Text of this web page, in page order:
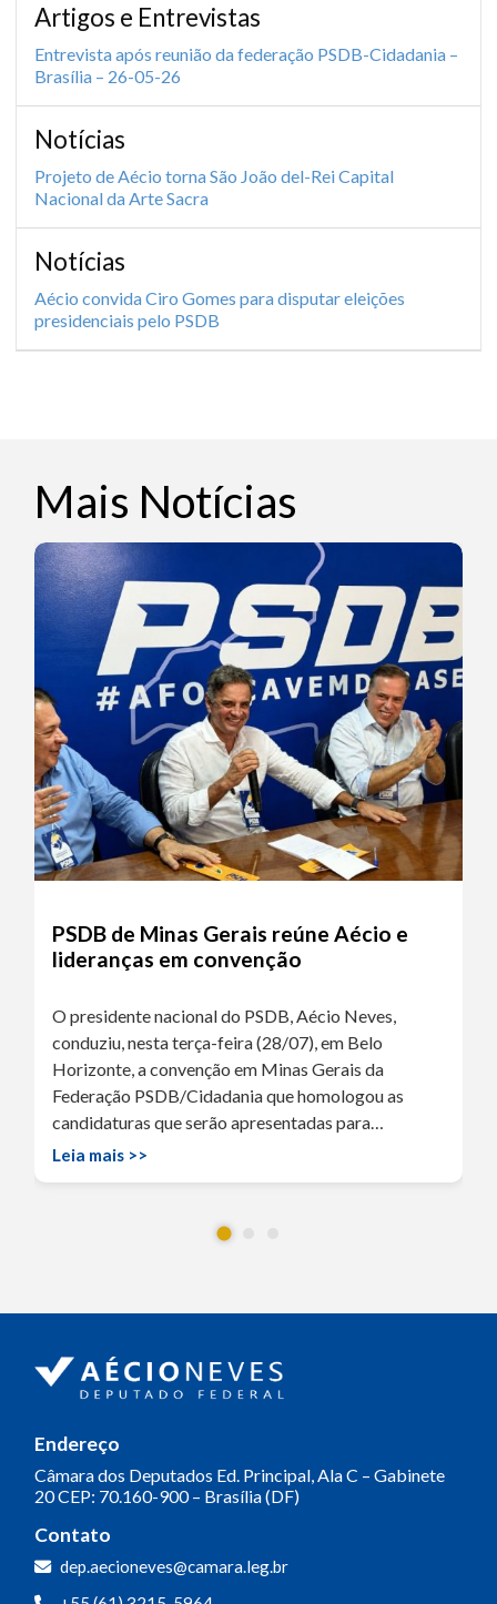
Artigos e Entrevistas
Entrevista após reunião da federação PSDB-Cidadania –
Brasília – 26-05-26
Notícias
Projeto de Aécio torna São João del-Rei Capital
Nacional da Arte Sacra
Notícias
Aécio convida Ciro Gomes para disputar eleições
presidenciais pelo PSDB
Mais Notícias
PSDB de Minas Gerais reúne Aécio e
lideranças em convenção
O presidente nacional do PSDB, Aécio Neves,
conduziu, nesta terça-feira (28/07), em Belo
Horizonte, a convenção em Minas Gerais da
Federação PSDB/Cidadania que homologou as
candidaturas que serão apresentadas para…
Leia mais >>
Endereço
Câmara dos Deputados Ed. Principal, Ala C – Gabinete
20CEP: 70.160-900 – Brasília (DF)
Contato
dep.aecioneves@camara.leg.br